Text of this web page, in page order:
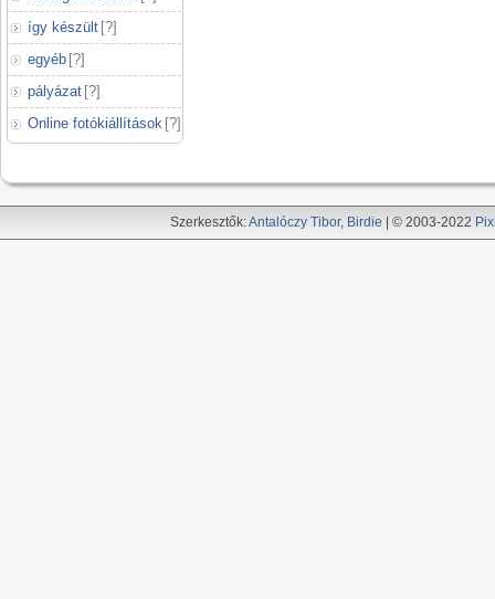
így készült [?]
egyéb [?]
pályázat [?]
Online fotókiállítások [?]
Szerkesztők:Antalóczy Tibor, Birdie | © 2003-2022